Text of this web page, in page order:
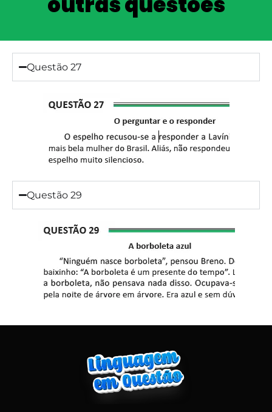
Questão 27
Questão 29